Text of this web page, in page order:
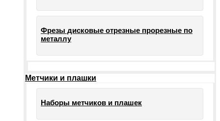
Фрезы дисковые отрезные прорезные по
металлу
Метчики и плашки
Наборы метчиков и плашек